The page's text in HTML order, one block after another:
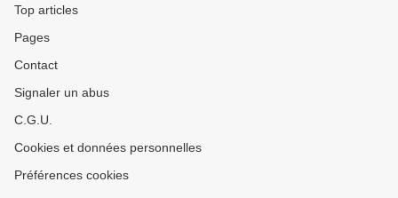
Top articles
Pages
Contact
Signaler un abus
C.G.U.
Cookies et données personnelles
Préférences cookies